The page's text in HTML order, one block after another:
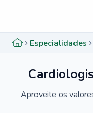
Especialidades
Aproveite os